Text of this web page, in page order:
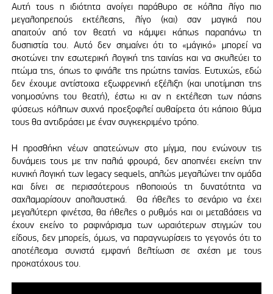
Αυτή τους η ιδιότητα ανοίγει παράθυρο σε κόλπα λίγο πιο
μεγαλοπρεπούς εκτέλεσης, λίγο (και) σαν μαγικά που
απαιτούν από τον θεατή να κάμψει κάπως παραπάνω τη
δυσπιστία του. Αυτό δεν σημαίνει ότι το «μάγικό» μπορεί να
σκοτώνει την εσωτερική λογική της ταινίας και να σκυλεύει το
πτώμα της, όπως το φινάλε της πρώτης ταινίας. Ευτυχώς, εδώ
δεν έχουμε αντίστοιχα εξωφρενική εξέλιξη (και υποτίμηση της
νοημοσύνης του θεατή), έστω κι αν η εκτέλεση των πάσης
φύσεως κόλπων συχνά προεξοφλεί αυθαίρετα ότι κάποιο θύμα
τους θα αντιδράσει με έναν συγκεκριμένο τρόπο.
Η προσθήκη νέων απατεώνων στο μίγμα, που ενώνουν τις
δυνάμεις τους με την παλιά φρουρά, δεν αποπνέει εκείνη την
κυνική λογική των legacy sequels, απλώς μεγαλώνει την ομάδα
και δίνει σε περισσότερους ηθοποιούς τη δυνατότητα να
σαχλαμαρίσουν απολαυστικά. Θα ήθελες το σενάριο να έχει
μεγαλύτερη φινέτσα, θα ήθελες ο ρυθμός και οι μεταβάσεις να
έχουν εκείνο το ραφινάρισμα των ωραιότερων στιγμών του
είδους, δεν μπορείς, όμως, να παραγνωρίσεις το γεγονός ότι το
αποτέλεσμα συνιστά εμφανή βελτίωση σε σχέση με τους
προκατόχους του.